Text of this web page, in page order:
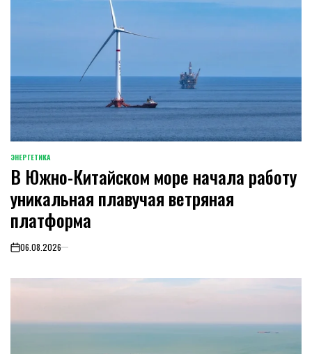
POSTED
IN
ЭНЕРГЕТИКА
В Южно-Китайском море начала работу
уникальная плавучая ветряная
платформа
on06.08.2026